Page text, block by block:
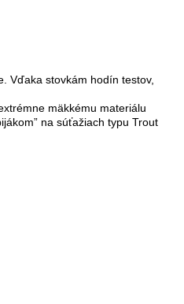
Vďaka stovkám hodín testov,
mäkkému materiálu
na súťažiach typu Trout